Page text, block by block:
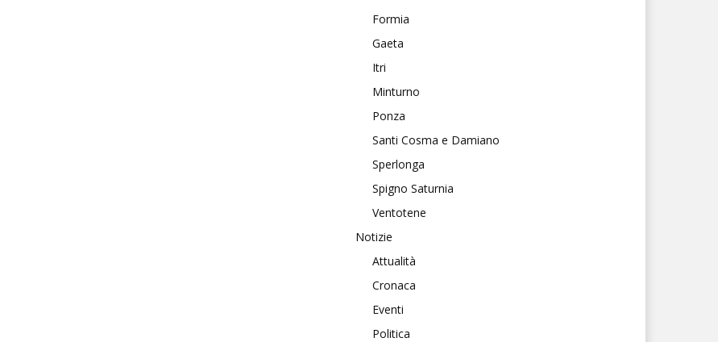
Formia
Gaeta
Itri
Minturno
Ponza
Santi Cosma e Damiano
Sperlonga
Spigno Saturnia
Ventotene
Notizie
Attualità
Cronaca
Eventi
Politica